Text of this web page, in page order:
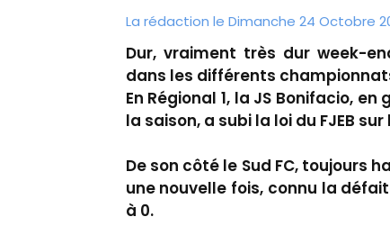
La rédaction le Dimanche 24 Octobre
Dur, vraiment très dur week-
dans les différents
En Régional 1, la JS Bonifacio,
la saison, a subi la loi du FJEB
De son côté le Sud FC, toujours
une nouvelle fois, connu la
à 0.